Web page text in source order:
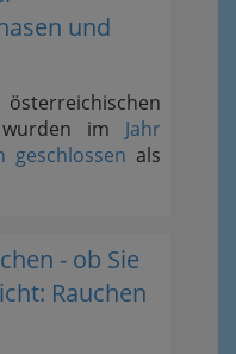
und
wurden im Jahr
geschlossen als
- ob Sie
Rauchen